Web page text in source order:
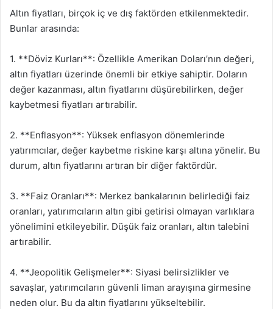
Altın fiyatları, birçok iç ve dış faktörden etkilenmektedir.
Bunlar arasında:
1. **Döviz Kurları**: Özellikle Amerikan Doları’nın değeri,
altın fiyatları üzerinde önemli bir etkiye sahiptir. Doların
değer kazanması, altın fiyatlarını düşürebilirken, değer
kaybetmesi fiyatları artırabilir.
2. **Enflasyon**: Yüksek enflasyon dönemlerinde
yatırımcılar, değer kaybetme riskine karşı altına yönelir. Bu
durum, altın fiyatlarını artıran bir diğer faktördür.
3. **Faiz Oranları**: Merkez bankalarının belirlediği faiz
oranları, yatırımcıların altın gibi getirisi olmayan varlıklara
yönelimini etkileyebilir. Düşük faiz oranları, altın talebini
artırabilir.
4. **Jeopolitik Gelişmeler**: Siyasi belirsizlikler ve
savaşlar, yatırımcıların güvenli liman arayışına girmesine
neden olur. Bu da altın fiyatlarını yükseltebilir.